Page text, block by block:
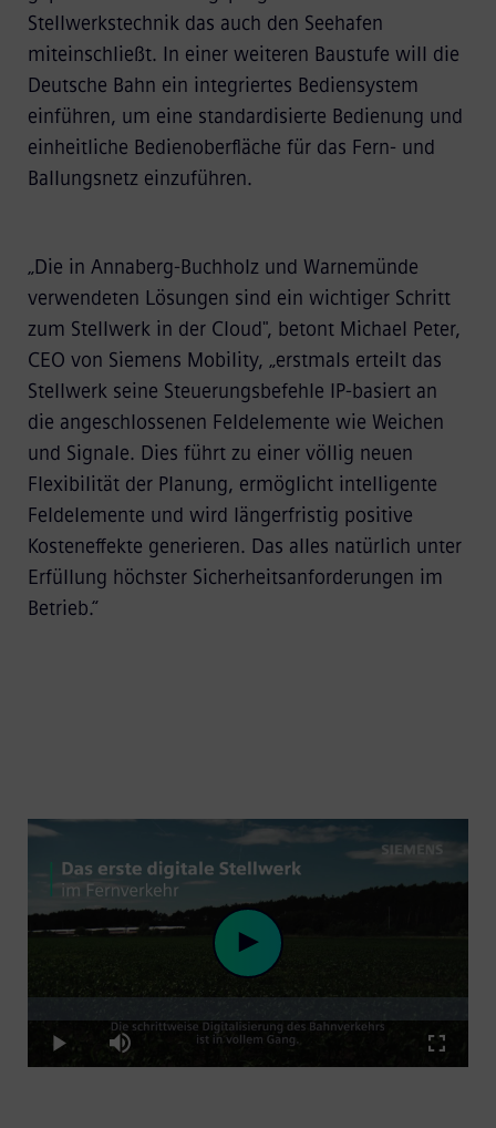
Stellwerkstechnik das auch den Seehafen
miteinschließt. In einer weiteren Baustufe will die
Deutsche Bahn ein integriertes Bediensystem
einführen, um eine standardisierte Bedienung und
einheitliche Bedienoberfläche für das Fern- und
Ballungsnetz einzuführen.
„Die in Annaberg-Buchholz und Warnemünde
verwendeten Lösungen sind ein wichtiger Schritt
zum Stellwerk in der Cloud", betont Michael Peter,
CEO von Siemens Mobility, „erstmals erteilt das
Stellwerk seine Steuerungsbefehle IP-basiert an
die angeschlossenen Feldelemente wie Weichen
und Signale. Dies führt zu einer völlig neuen
Flexibilität der Planung, ermöglicht intelligente
Feldelemente und wird längerfristig positive
Kosteneffekte generieren. Das alles natürlich unter
Erfüllung höchster Sicherheitsanforderungen im
Betrieb.“
Play
Play Mute
7.11%